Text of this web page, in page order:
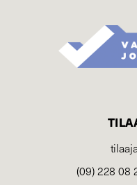
(09) 228 08